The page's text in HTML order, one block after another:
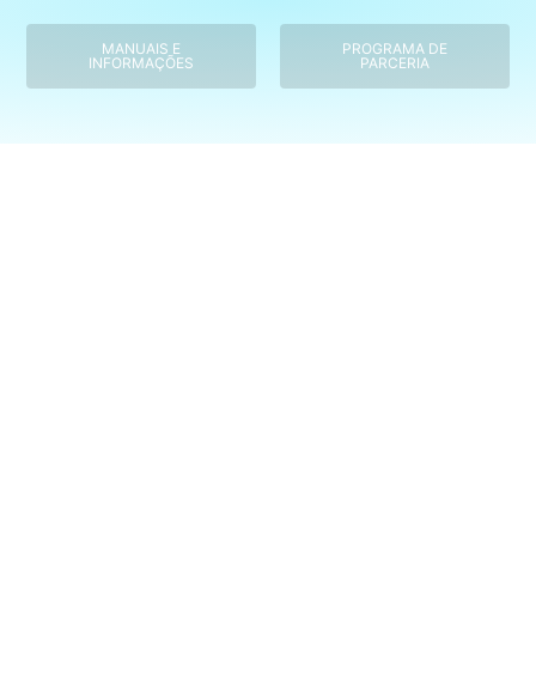
MANUAIS E
INFORMAÇÕES
PROGRAMA DE
PARCERIA